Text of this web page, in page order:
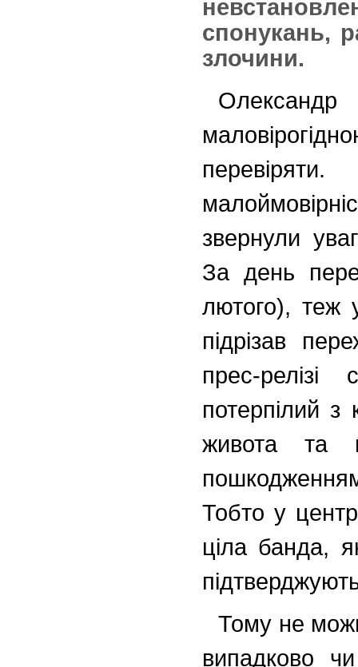
спонукань,
злочини.
звернули
За день
лютого), теж
підрізав
прес-релізі
потерпілий з
живота та
пошкодженням
Тобто у
ціла банда,
Тому не
випадково